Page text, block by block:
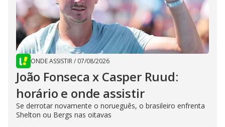
ONDE ASSISTIR/ 07/08/2026
João Fonseca x Casper Ruud:
horário e onde assistir
Se derrotar novamente o norueguês, o brasileiro enfrenta
Shelton ou Bergs nas oitavas